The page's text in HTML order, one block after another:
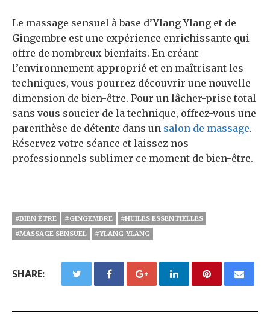
Le massage sensuel à base d’Ylang-Ylang et de
Gingembre est une expérience enrichissante qui
offre de nombreux bienfaits. En créant
l’environnement approprié et en maîtrisant les
techniques, vous pourrez découvrir une nouvelle
dimension de bien-être. Pour un lâcher-prise total
sans vous soucier de la technique, offrez-vous une
parenthèse de détente dans un salon de massage.
Réservez votre séance et laissez nos
professionnels sublimer ce moment de bien-être.
#BIEN ÊTRE #GINGEMBRE
#HUILES ESSENTIELLES
#MASSAGE SENSUEL
#YLANG-YLANG
SHARE: